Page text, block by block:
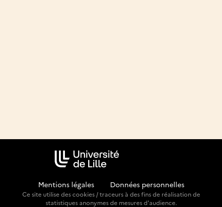
Mentions légales Données personnelles
Ce site utilise des cookies / traceurs à des fins de réalisation de
statistiques anonymes de mesures d'audience.